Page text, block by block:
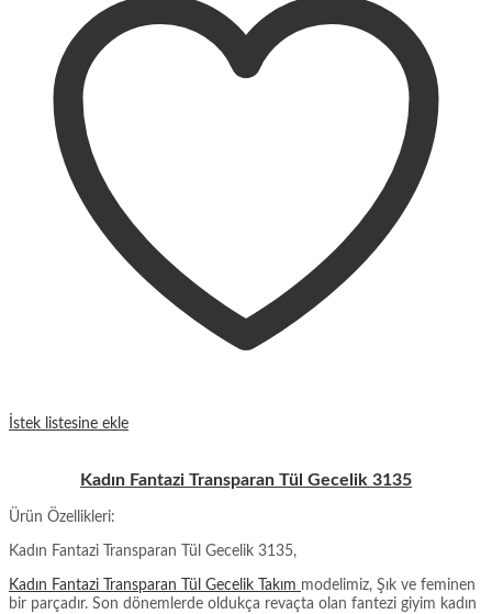
İstek listesine ekle
Kadın Fantazi Transparan Tül Gecelik 3135
Ürün Özellikleri:
Kadın Fantazi Transparan Tül Gecelik 3135,
Kadın Fantazi Transparan Tül Gecelik Takım modelimiz, Şık ve feminen
bir parçadır. Son dönemlerde oldukça revaçta olan fantezi giyim kadın